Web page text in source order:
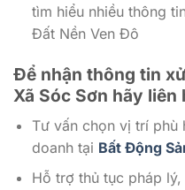
tìm hiểu nhiều thông
Đất Nền Ven Đô
Để nhận thông tin
Xã Sóc Sơn hãy liên
Tư vấn chọn vị trí
doanh tại Bất Động
Hỗ trợ thủ tục pháp